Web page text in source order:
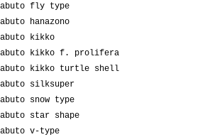
fly type
hanazono
kikko
kikko f. prolifera
kikko turtle shell
silksuper
snow type
star shape
v-type